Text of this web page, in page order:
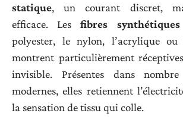
statique, un courant discret,
efficace. Lesfibres synthétiques
polyester, le nylon, l’acrylique ou
montrent particulièrement
invisible. Présentes dans
modernes, elles retiennent
la sensation de tissu qui colle.